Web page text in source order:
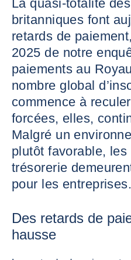
La quasi-totalité
britanniques font
retards de
2025 de notre
paiements au
nombre global
commence à
forcées, elles,
Malgré un
plutôt favorable,
trésorerie
pour les entreprises.
Des retards de
hausse